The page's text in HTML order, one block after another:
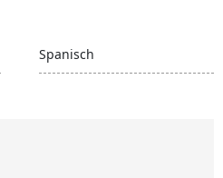
Spanisch